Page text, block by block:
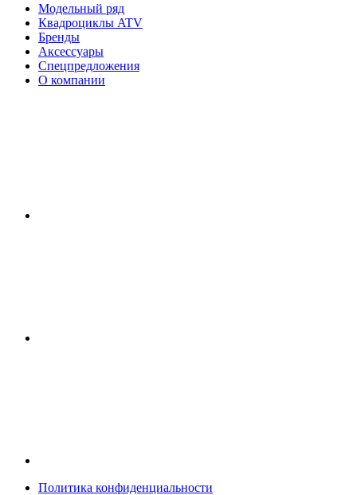
Модельный ряд
Квадроциклы ATV
Бренды
Аксессуары
Спецпредложения
О компании
Политика конфиденциальности